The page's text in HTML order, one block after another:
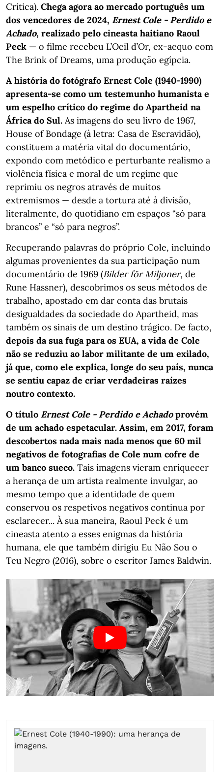
Crítica). Chega agora ao mercado português um
dos vencedores de 2024, Ernest Cole - Perdido e
Achado, realizado pelo cineasta haitiano Raoul
Peck — o filme recebeu L’Oeil d’Or, ex-aequo com
The Brink of Dreams, uma produção egípcia.
A história do fotógrafo Ernest Cole (1940-1990)
apresenta-se como um testemunho humanista e
um espelho crítico do regime do Apartheid na
África do Sul. As imagens do seu livro de 1967,
House of Bondage (à letra: Casa de Escravidão),
constituem a matéria vital do documentário,
expondo com metódico e perturbante realismo a
violência física e moral de um regime que
reprimiu os negros através de muitos
extremismos — desde a tortura até à divisão,
literalmente, do quotidiano em espaços “só para
brancos” e “só para negros”.
Recuperando palavras do próprio Cole, incluindo
algumas provenientes da sua participação num
documentário de 1969 (Bilder för Miljoner, de
Rune Hassner), descobrimos os seus métodos de
trabalho, apostado em dar conta das brutais
desigualdades da sociedade do Apartheid, mas
também os sinais de um destino trágico. De facto,
depois da sua fuga para os EUA, a vida de Cole
não se reduziu ao labor militante de um exilado,
já que, como ele explica, longe do seu país, nunca
se sentiu capaz de criar verdadeiras raízes
noutro contexto.
O título Ernest Cole - Perdido e Achadoprovém
de um achado espetacular. Assim, em 2017, foram
descobertos nada mais nada menos que 60 mil
negativos de fotografias de Cole num cofre de
um banco sueco. Tais imagens vieram enriquecer
a herança de um artista realmente invulgar, ao
mesmo tempo que a identidade de quem
conservou os respetivos negativos continua por
esclarecer... À sua maneira, Raoul Peck é um
cineasta atento a esses enigmas da história
humana, ele que também dirigiu Eu Não Sou o
Teu Negro (2016), sobre o escritor James Baldwin.